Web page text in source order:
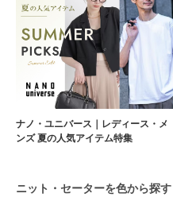
ナノ・ユニバース｜レディース・メ
ンズ 夏の人気アイテム特集
ニット・セーターを色から探す